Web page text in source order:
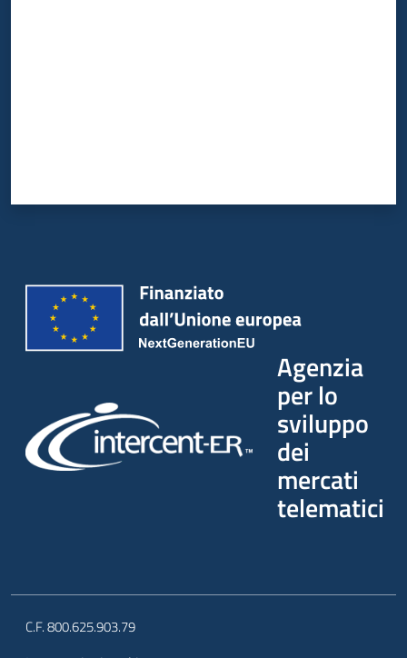
Agenzia
per lo
sviluppo
dei
mercati
telematici
C.F. 800.625.903.79